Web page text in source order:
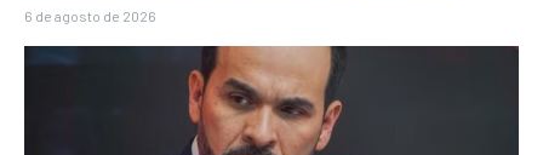
6 de agosto de 2026